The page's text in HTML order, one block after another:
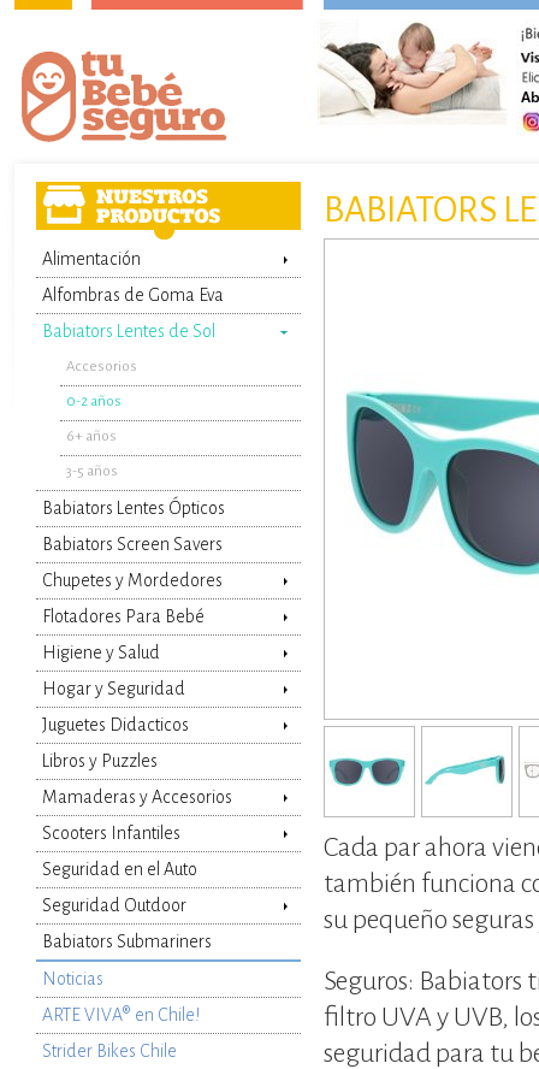
BABIATORS
Cada par ahora
también funciona
su pequeño
Seguros: Babiators
filtro UVA y UVB,
seguridad para tu
Alimentación
Alfombras de Goma Eva
Babiators Lentes de Sol
Accesorios
0-2 años
6+ años
3-5 años
Babiators Lentes Ópticos
Babiators Screen Savers
Chupetes y Mordedores
Flotadores Para Bebé
Higiene y Salud
Hogar y Seguridad
Juguetes Didacticos
Libros y Puzzles
Mamaderas y Accesorios
Scooters Infantiles
Seguridad en el Auto
Seguridad Outdoor
Babiators Submariners
Noticias
ARTE VIVA® en Chile!
Strider Bikes Chile